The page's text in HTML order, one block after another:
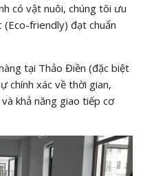
có vật nuôi, chúng tôi ưu
friendly) đạt chuẩn
tại Thảo Điền (đặc biệt
chính xác về thời gian,
khả năng giao tiếp cơ